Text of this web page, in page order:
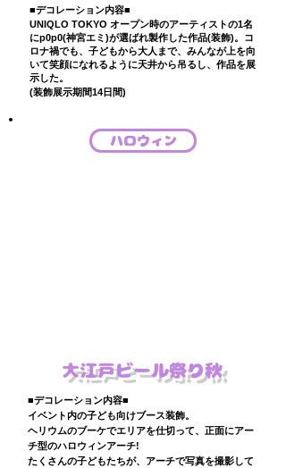
■デコレーション内容■
​UNIQLO TOKYO オープン時のアーティストの1名
にp0p0(神宮エミ)が選ばれ製作した作品(装飾)。コ
ロナ禍でも、子どもから大人まで、みんなが上を向
いて笑顔になれるように天井から吊るし、作品を展
示した。
(装飾展示期間14日間)
ハロウィン
大江戸ビール祭り秋
■デコレーション内容■
​イベント内の子ども向けブース装飾。
ヘリウムのブーケでエリアを仕切って、正面にアー
チ型のハロウィンアーチ!
​たくさんの子どもたちが、アーチで写真を撮影して